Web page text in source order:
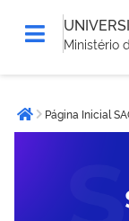
Ministério
está
aqui:Página inicial
Página Inicial